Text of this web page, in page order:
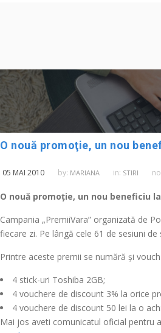
O nouă promoţie, un nou
05 MAI 2010 by: MARIANA in: STIRI
O nouă promoţie, un nou beneficiu
Campania „PremiiVara” organizată de
fiecare zi. Pe lângă cele 61 de sesiuni
Printre aceste premii se numără şi
4 stick-uri Toshiba 2GB;
4 vouchere de discount 3% la orice
4 vouchere de discount 50 lei la o
Mai jos aveti comunicatul oficial pentru